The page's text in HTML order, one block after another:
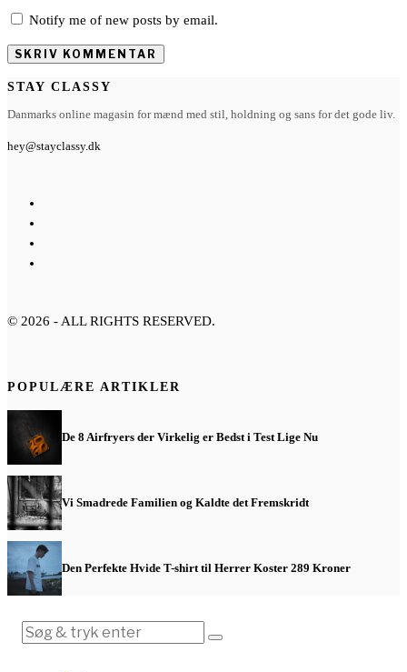
Notify me of new posts by email.
STAY CLASSY
Danmarks online magasin for mænd med stil, holdning og sans for det gode liv.
hey@stayclassy.dk
© 2026 - ALL RIGHTS RESERVED.
POPULÆRE ARTIKLER
De 8 Airfryers der Virkelig er Bedst i Test Lige Nu
Vi Smadrede Familien og Kaldte det Fremskridt
Den Perfekte Hvide T-shirt til Herrer Koster 289 Kroner